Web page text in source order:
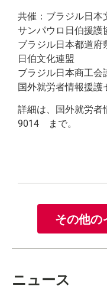
共催：ブラジル日本
サンパウロ日伯援護
ブラジル日本都道府
日伯文化連盟
ブラジル日本商工会
国外就労者情報援護
詳細は、国外就労者
9014 まで。
その他の
ニュース